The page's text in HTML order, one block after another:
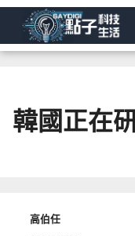
韓國正在
高伯任